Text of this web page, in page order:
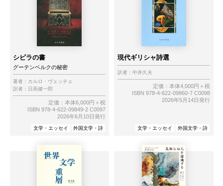
シビラの書
グーテンベルクの秘密
著者： カルロ・ヴェッチェ
訳者： 日高健一郎
定価：本体6,000円＋税
ISBN 978-4-622-09849-2 C0097
2026年6月10日発行
文学・エッセイ 外国文学・詩
現代ギリシャ詩選
訳者： 中井久夫
定価：本体4,000円＋税
ISBN 978-4-622-09860-7 C0098
2026年5月14日発行
文学・エッセイ 外国文学・詩